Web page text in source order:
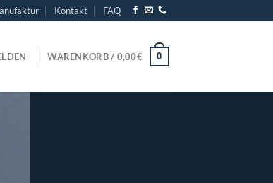
Kontakt FAQ
WARENKORB / 0,00€ 0